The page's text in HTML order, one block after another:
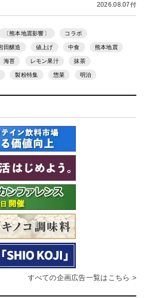
2026.08.07付
〔熊本地震影響〕 コラボ
田醸造 値上げ 中食 熊本地震
海苔 レモン果汁 抹茶
製粉特集 惣菜 明治
すべての企画広告一覧はこちら >